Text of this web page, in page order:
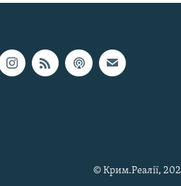
© Крим.Реалії,